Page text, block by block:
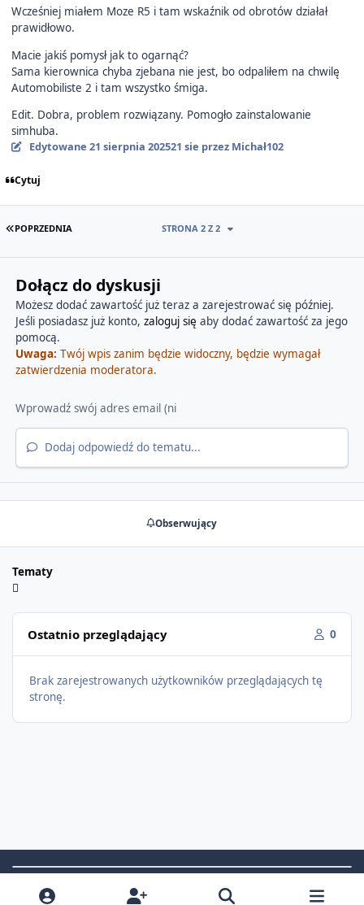
Wcześniej miałem Moze R5 i tam wskaźnik od obrotów działał
prawidłowo.
Macie jakiś pomysł jak to ogarnąć?
Sama kierownica chyba zjebana nie jest, bo odpaliłem na chwilę
Automobiliste 2 i tam wszystko śmiga.
Edit. Dobra, problem rozwiązany. Pomogło zainstalowanie
simhuba.
Edytowane 21 sierpnia 202521 sie przez Michał102
Cytuj
PIERWSZA STRONA
POPRZEDNIA STRONA 2 Z 2
Dołącz do dyskusji
Możesz dodać zawartość już teraz a zarejestrować się później.
Jeśli posiadasz już konto, zaloguj się aby dodać zawartość za jego
pomocą.
Uwaga: Twój wpis zanim będzie widoczny, będzie wymagał
zatwierdzenia moderatora.
Dodaj odpowiedź do tematu...
Obserwujący
Tematy
Ostatnio przeglądający 0
Brak zarejestrowanych użytkowników przeglądających tę
stronę.
Light ModeDark ModeSystem Preference t